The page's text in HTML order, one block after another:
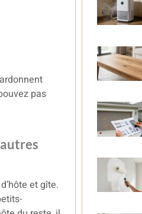
pas
et gîte.